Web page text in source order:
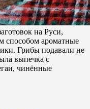
на Руси,
способом ароматные
Грибы подавали не
выпечка с
чинённые